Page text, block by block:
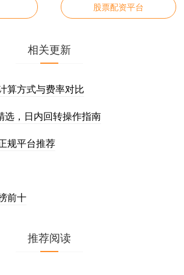
股票配资平台
相关更新
算方式与费率对比
选，日内回转操作指南
规平台推荐
前十
推荐阅读